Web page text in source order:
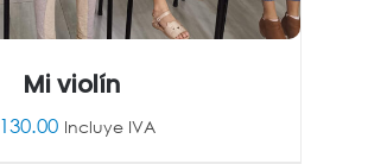
Mi violín
130.00 Incluye IVA